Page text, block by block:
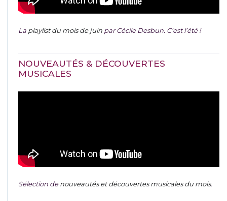
La playlist du mois de juin par Cécile Desbun. C’est l’été !
NOUVEAUTÉS & DÉCOUVERTES
MUSICALES
Sélection denouveautés et découvertes musicales du mois.